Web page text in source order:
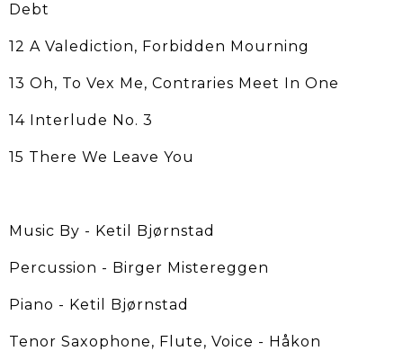
Debt
12 A Valediction, Forbidden Mourning
13 Oh, To Vex Me, Contraries Meet In One
14 Interlude No. 3
15 There We Leave You
Music By - Ketil Bjørnstad
Percussion - Birger Mistereggen
Piano - Ketil Bjørnstad
Tenor Saxophone, Flute, Voice - Håkon